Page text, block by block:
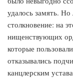
удалось замять.
столкновение: на
нищенствующих
которые
отказывались
канцлерским